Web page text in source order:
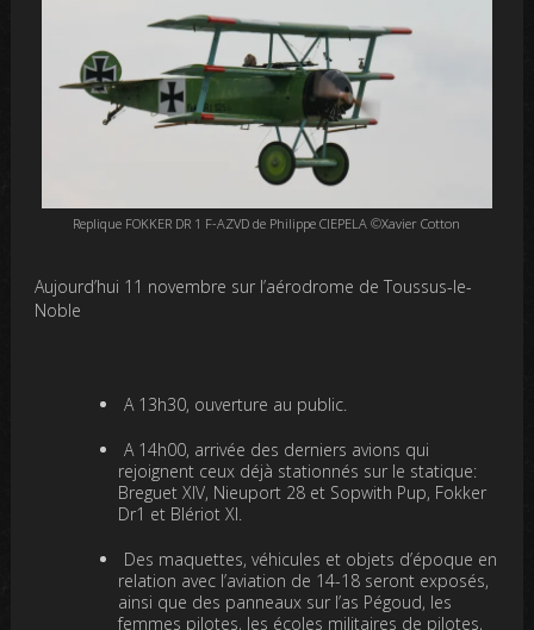
Replique FOKKER DR 1 F-AZVD de Philippe CIEPELA ©Xavier Cotton
Aujourd’hui 11 novembre sur l’aérodrome de Toussus-le-
Noble
A 13h30, ouverture au public.
A 14h00, arrivée des derniers avions qui
rejoignent ceux déjà stationnés sur le statique:
Breguet XIV, Nieuport 28 et Sopwith Pup, Fokker
Dr1 et Blériot XI.
Des maquettes, véhicules et objets d’époque en
relation avec l’aviation de 14-18 seront exposés,
ainsi que des panneaux sur l’as Pégoud, les
femmes pilotes, les écoles militaires de pilotes,